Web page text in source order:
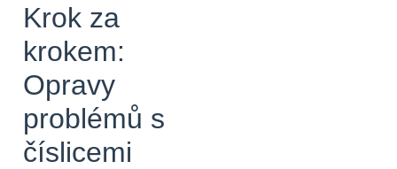
Krok za
krokem:
Opravy
problémů s
číslicemi